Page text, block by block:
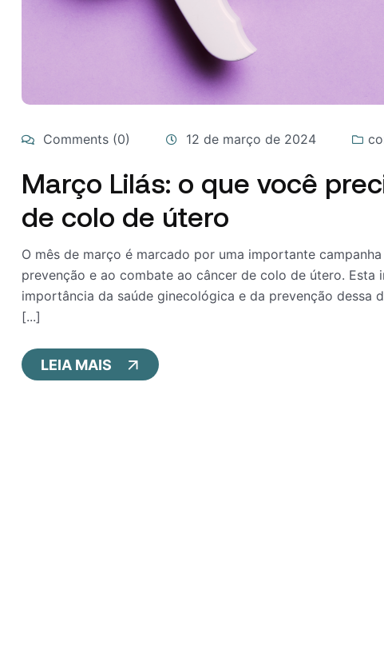
Comments (0) 12 de março de 2024
Março Lilás: o que você
de colo de útero
O mês de março é marcado por uma importante
prevenção e ao combate ao câncer de colo de útero. Esta
importância da saúde ginecológica e da prevenção dessa
[...]
LEIA MAIS